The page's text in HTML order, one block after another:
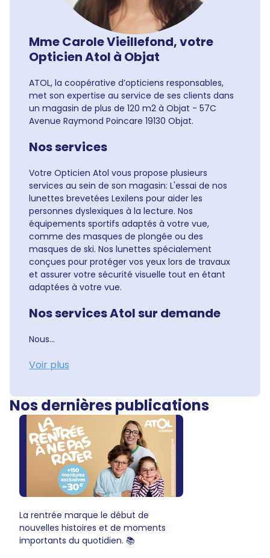
Mme Carole Vieillefond, votre
Opticien Atol à Objat
ATOL, la coopérative d’opticiens responsables,
met son expertise au service de ses clients dans
un magasin de plus de 120 m2 à Objat - 57C
Avenue Raymond Poincare 19130 Objat.
Nos services
Votre Opticien Atol vous propose plusieurs
services au sein de son magasin: L'essai de nos
lunettes brevetées Lexilens pour aider les
personnes dyslexiques à la lecture. Nos
équipements sportifs adaptés à votre vue,
comme des masques de plongée ou des
masques de ski. Nos lunettes spécialement
conçues pour protéger vos yeux lors de travaux
et assurer votre sécurité visuelle tout en étant
adaptées à votre vue.
Nos services Atol sur demande
Nous...
Voir plus
Nos dernières publications
La rentrée marque le début de
nouvelles histoires et de moments
importants du quotidien. 📚